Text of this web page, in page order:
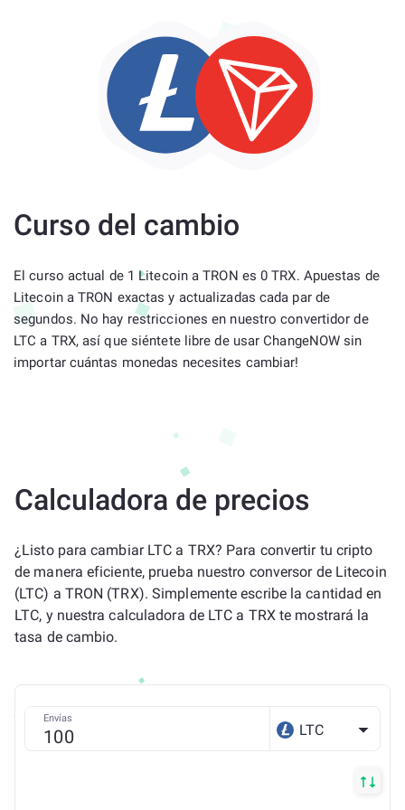
Curso del cambio
El curso actual de 1 Litecoin a TRON es 0 TRX. Apuestas de
Litecoin a TRON exactas y actualizadas cada par de
segundos. No hay restricciones en nuestro convertidor de
LTC a TRX, así que siéntete libre de usar ChangeNOW sin
importar cuántas monedas necesites cambiar!
Calculadora de precios
¿Listo para cambiar LTC a TRX? Para convertir tu cripto
de manera eficiente, prueba nuestro conversor de Litecoin
(LTC) a TRON (TRX). Simplemente escribe la cantidad en
LTC, y nuestra calculadora de LTC a TRX te mostrará la
tasa de cambio.
Envías
LTC